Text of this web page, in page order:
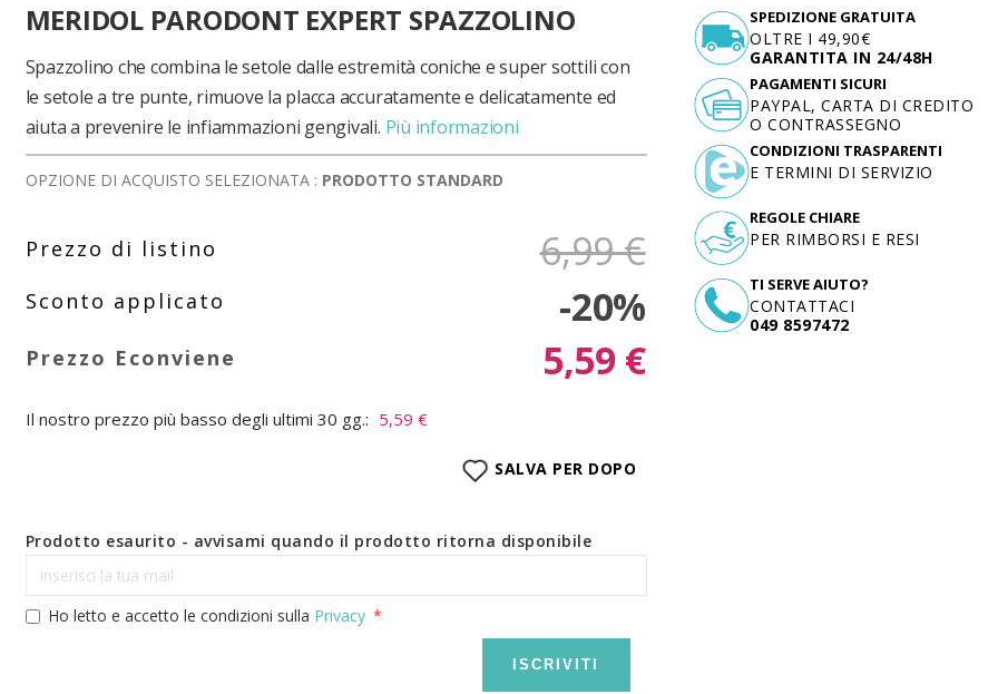
MERIDOL PARODONT EXPERT SPAZZOLINO
Spazzolino che combina le setole dalle estremità coniche e super sottili con
le setole a tre punte, rimuove la placca accuratamente e delicatamente ed
aiuta a prevenire le infiammazioni gengivali. Più informazioni
OPZIONE DI ACQUISTO SELEZIONATA : PRODOTTO STANDARD
6,99 €
-20%
5,59 €
Il nostro prezzo più basso degli ultimi 30 gg.: 5,59 €
SALVA PER DOPO
Prodotto esaurito - avvisami quando il prodotto ritorna disponibile
Ho letto e accetto le condizioni sulla Privacy
ISCRIVITI
SPEDIZIONE GRATUITA
OLTRE I 49,90€
GARANTITA IN 24/48H
TI SERVE AIUTO?
CONTATTACI
049 8597472
PAGAMENTI SICURI
PAYPAL, CARTA DI CREDITO
O CONTRASSEGNO
CONDIZIONI TRASPARENTI
E TERMINI DI SERVIZIO
REGOLE CHIARE
PER RIMBORSI E RESI